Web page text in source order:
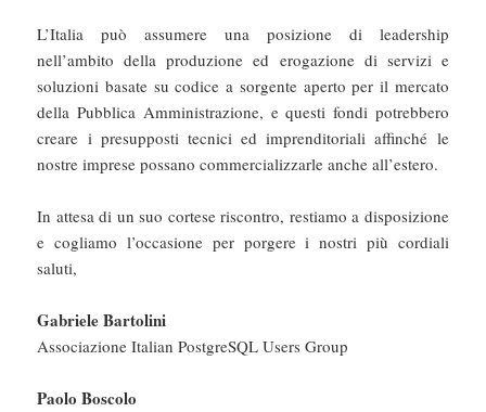
L’Italia può assumere una posizione di leadership
nell’ambito della produzione ed erogazione di servizi e
soluzioni basate su codice a sorgente aperto per il mercato
della Pubblica Amministrazione, e questi fondi potrebbero
creare i presupposti tecnici ed imprenditoriali affinché le
nostre imprese possano commercializzarle anche all’estero.
In attesa di un suo cortese riscontro, restiamo a disposizione
e cogliamo l’occasione per porgere i nostri più cordiali
saluti,
Gabriele Bartolini
Associazione Italian PostgreSQL Users Group
Paolo Boscolo